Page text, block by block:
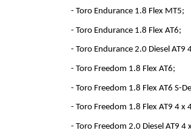
- Toro Endurance 1.8 Flex MT5;
- Toro Endurance 1.8 Flex AT6;
- Toro Endurance 2.0 Diesel AT9
- Toro Freedom 1.8 Flex AT6;
- Toro Freedom 1.8 Flex AT6 S-
- Toro Freedom 1.8 Flex AT9 4 x
- Toro Freedom 2.0 Diesel AT9 4